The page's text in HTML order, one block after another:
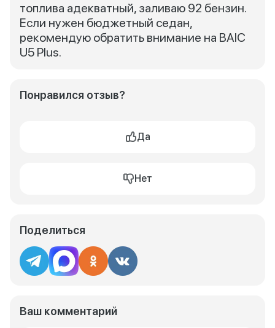
топлива адекватный, заливаю 92 бензин.
Если нужен бюджетный седан,
рекомендую обратить внимание на BAIC
U5 Plus.
Понравился отзыв?
Да
Нет
Поделиться
Ваш комментарий